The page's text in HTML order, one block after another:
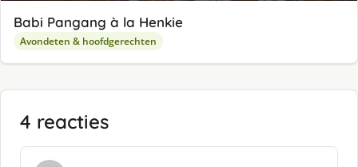
Babi Pangang à la Henkie
Avondeten & hoofdgerechten
4 reacties